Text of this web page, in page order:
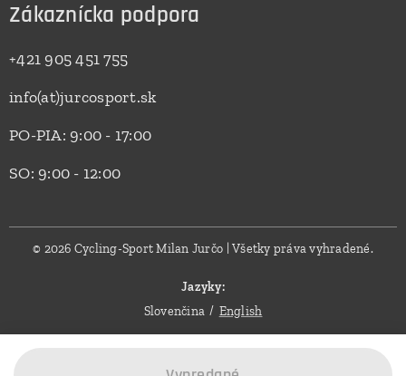
Zákaznícka podpora
+421 905 451 755
info(at)jurcosport.sk
PO-PIA: 9:00 - 17:00
SO: 9:00 - 12:00
© 2026 Cycling-Sport Milan Jurčo | Všetky práva vyhradené.
Jazyky
Slovenčina
English